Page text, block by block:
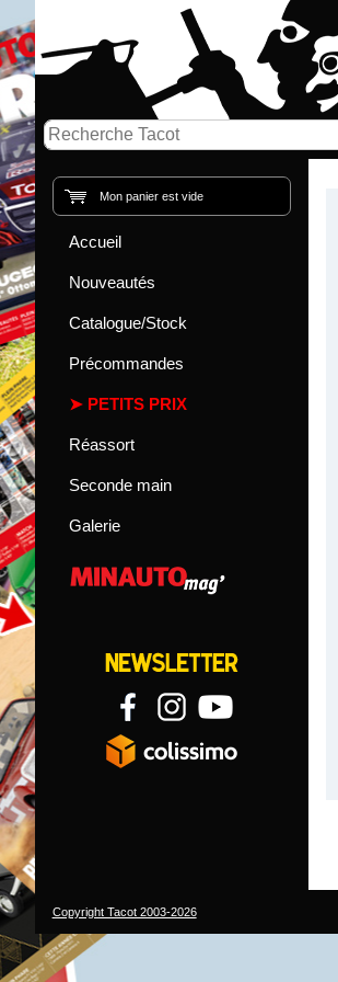
Mon panier est vide
Accueil
Nouveautés
Catalogue/Stock
Précommandes
PETITS PRIX
Réassort
Seconde main
Galerie
Copyright Tacot 2003-2026